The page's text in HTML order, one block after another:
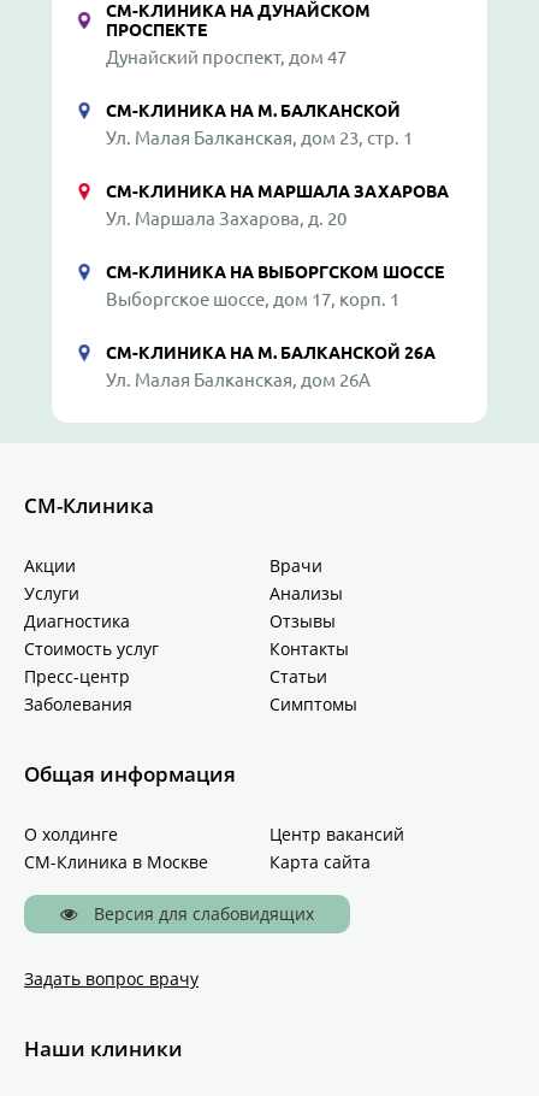
СМ-КЛИНИКА НА ДУНАЙСКОМ
ПРОСПЕКТЕ
Дунайский проспект, дом 47
СМ-КЛИНИКА НА М. БАЛКАНСКОЙ
Ул. Малая Балканская, дом 23, стр. 1
СМ-КЛИНИКА НА МАРШАЛА ЗАХАРОВА
Ул. Маршала Захарова, д. 20
СМ-КЛИНИКА НА ВЫБОРГСКОМ ШОССЕ
Выборгское шоссе, дом 17, корп. 1
СМ-КЛИНИКА НА М. БАЛКАНСКОЙ 26А
Ул. Малая Балканская, дом 26А
СМ-Клиника
Акции
Врачи
Услуги
Анализы
Диагностика
Отзывы
Стоимость услуг
Контакты
Пресс-центр
Статьи
Заболевания
Симптомы
Общая информация
О холдинге
Центр вакансий
СМ-Клиника в Москве
Карта сайта
Версия для слабовидящих
Задать вопрос врачу
Наши клиники